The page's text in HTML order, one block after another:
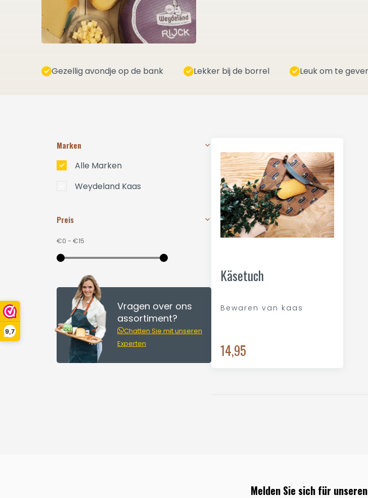
9,7
Gezellig avondje op de bank Lekker bij de borrel Leuk om te
Käsetuch
Bewaren van kaas
14,95
Marken
Alle Marken
Weydeland Kaas
Preis
€0 - €15
Vragen over ons
assortiment?
Chatten Sie mit unseren
Experten
Melden Sie sich für